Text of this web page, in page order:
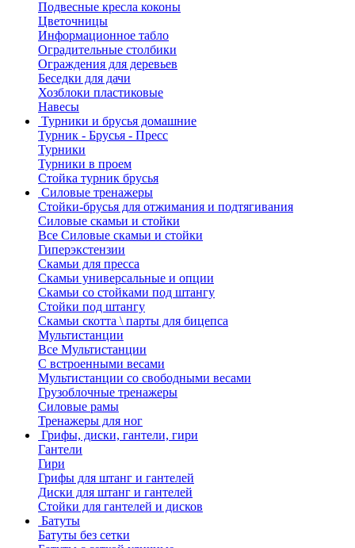
Подвесные кресла коконы
Цветочницы
Информационное табло
Оградительные столбики
Ограждения для деревьев
Беседки для дачи
Хозблоки пластиковые
Навесы
Турники и брусья домашние
Турник - Брусья - Пресс
Турники
Турники в проем
Стойка турник брусья
Силовые тренажеры
Стойки-брусья для отжимания и подтягивания
Силовые скамьи и стойки
Все Силовые скамьи и стойки
Гиперэкстензии
Скамьи для пресса
Скамьи универсальные и опции
Скамьи со стойками под штангу
Стойки под штангу
Скамьи скотта \ парты для бицепса
Мультистанции
Все Мультистанции
С встроенными весами
Мультистанции со свободными весами
Грузоблочные тренажеры
Силовые рамы
Тренажеры для ног
Грифы, диски, гантели, гири
Гантели
Гири
Грифы для штанг и гантелей
Диски для штанг и гантелей
Стойки для гантелей и дисков
Батуты
Батуты без сетки